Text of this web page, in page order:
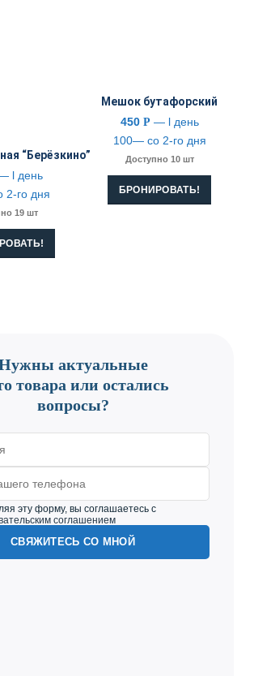
“Берёзкино”
l день
2-го дня
19 шт
Мешок бутафорский
450 Р — l день
100— со 2-го дня
Доступно 10 шт
БРОНИРОВАТЬ!
актуальные
товара или остались
вопросы?
эту форму, вы соглашаетесь с
соглашением